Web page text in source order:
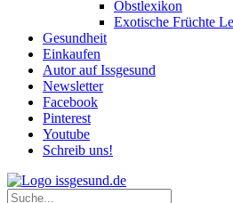
Obstlexikon
Exotische Früchte
Gesundheit
Einkaufen
Autor auf Issgesund
Newsletter
Facebook
Pinterest
Youtube
Schreib uns!